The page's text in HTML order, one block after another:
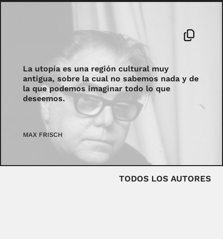
La utopía es una región cultural muy
antigua, sobre la cual no sabemos nada y de
la que podemos imaginar todo lo que
deseemos.
MAX FRISCH
TODOS LOS AUTORES